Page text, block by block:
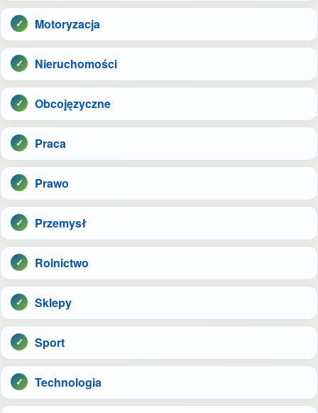
Motoryzacja
Nieruchomości
Obcojęzyczne
Praca
Prawo
Przemysł
Rolnictwo
Sklepy
Sport
Technologia